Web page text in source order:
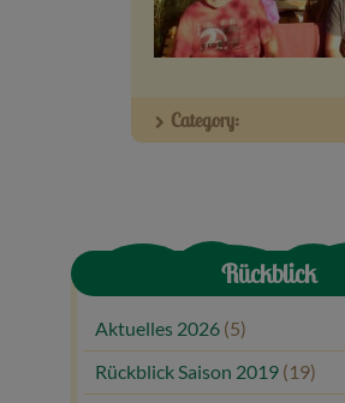
Veranstaltungen
Baumpaten
Category:
Rückblick
Aktuelles 2026 (5)
Rückblick Saison 2019 (19)